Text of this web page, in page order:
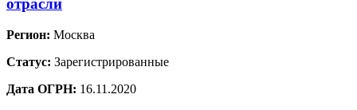
отрасли
Регион: Москва
Статус: Зарегистрированные
Дата ОГРН: 16.11.2020